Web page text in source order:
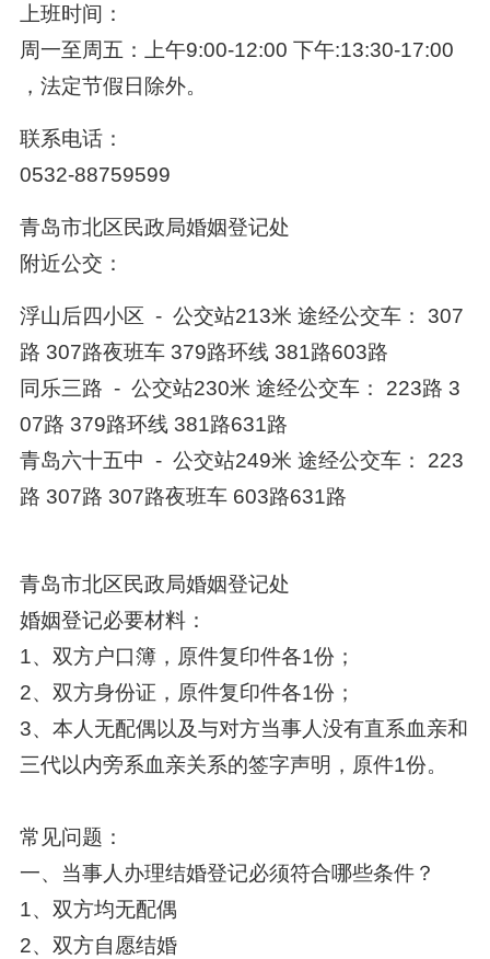
上班时间：
周一至周五：上午9:00-12:00 下午:13:30-17:00
，法定节假日除外。
联系电话：
0532-88759599
青岛市北区民政局婚姻登记处
附近公交：
浮山后四小区 - 公交站213米 途经公交车： 307
路 307路夜班车 379路环线 381路603路
同乐三路 - 公交站230米 途经公交车： 223路 3
07路 379路环线 381路631路
青岛六十五中 - 公交站249米 途经公交车： 223
路 307路 307路夜班车 603路631路
青岛市北区民政局婚姻登记处
婚姻登记必要材料：
1、双方户口簿，原件复印件各1份；
2、双方身份证，原件复印件各1份；
3、本人无配偶以及与对方当事人没有直系血亲和
三代以内旁系血亲关系的签字声明，原件1份。
常见问题：
一、当事人办理结婚登记必须符合哪些条件？
1、双方均无配偶
2、双方自愿结婚